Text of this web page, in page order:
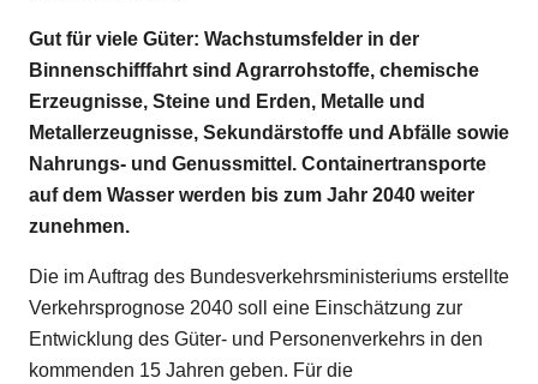
Gut für viele Güter: Wachstumsfelder in der
Binnenschifffahrt sind Agrarrohstoffe, chemische
Erzeugnisse, Steine und Erden, Metalle und
Metallerzeugnisse, Sekundärstoffe und Abfälle sowie
Nahrungs- und Genussmittel. Containertransporte
auf dem Wasser werden bis zum Jahr 2040 weiter
zunehmen.
Die im Auftrag des Bundesverkehrsministeriums erstellte
Verkehrsprognose 2040 soll eine Einschätzung zur
Entwicklung des Güter- und Personenverkehrs in den
kommenden 15 Jahren geben. Für die